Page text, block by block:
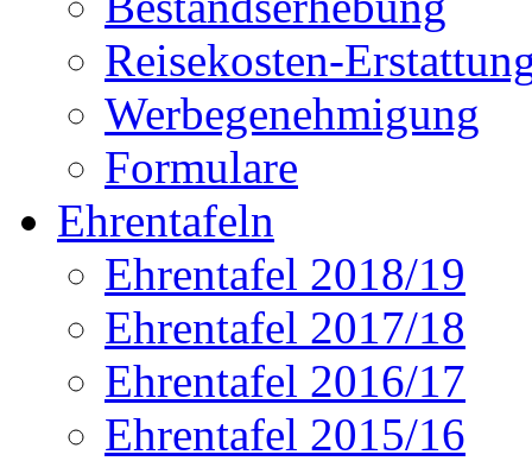
Reisekosten-
Werbegenehmigung
Formulare
Ehrentafeln
Ehrentafel 2018/19
Ehrentafel 2017/18
Ehrentafel 2016/17
Ehrentafel 2015/16